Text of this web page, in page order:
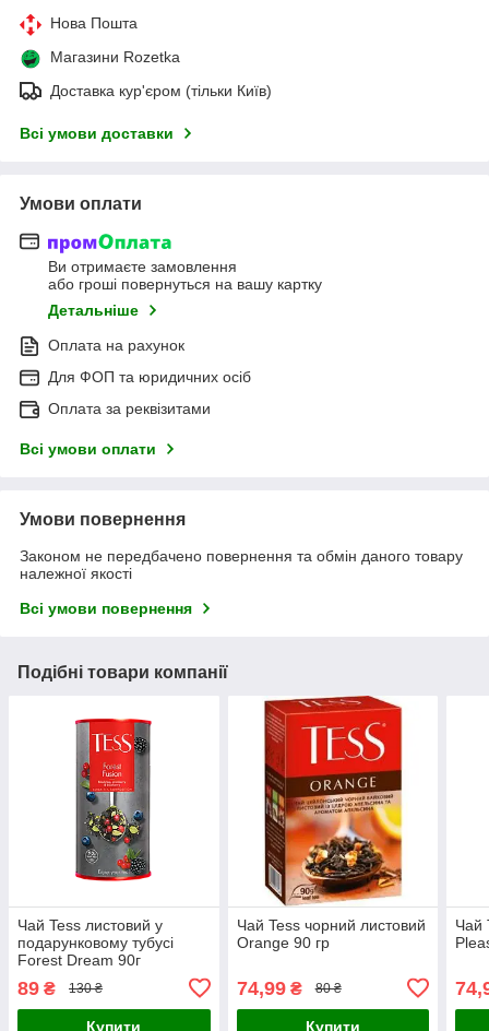
Нова Пошта
Магазини Rozetka
Доставка кур'єром (тільки Київ)
Всі умови доставки
Умови оплати
Ви отримаєте замовлення
або гроші повернуться на вашу картку
Детальніше
Оплата на рахунок
Для ФОП та юридичних осіб
Оплата за реквізитами
Всі умови оплати
Умови повернення
Законом не передбачено повернення та обмін даного товару
належної якості
Всі умови повернення
Подібні товари компанії
Чай Tess листовий у
подарунковому тубусі
Forest Dream 90г
89 ₴ 130 ₴
Купити
Чай Tess чорний листовий
Orange 90 гр
74,99₴ 80 ₴
Купити
Чай